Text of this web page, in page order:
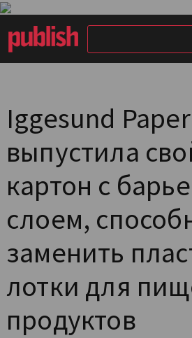
Iggesund
выпустила
картон с
слоем,
заменить
лотки для
продуктов